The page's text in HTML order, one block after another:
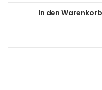
In den Warenkorb